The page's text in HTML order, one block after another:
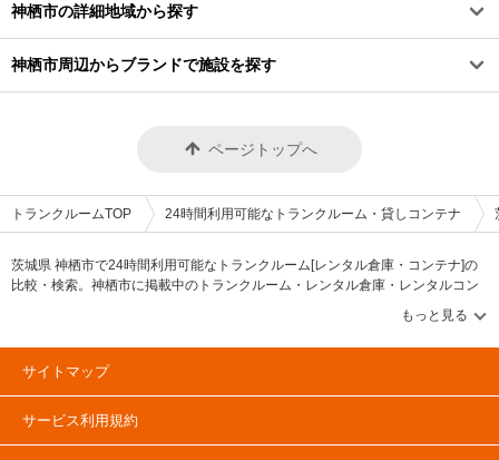
神栖市の詳細地域から探す
神栖市周辺からブランドで施設を探す
ページトップへ
トランクルームTOP 24時間利用可能なトランクルーム・貸しコンテナ
茨城県 神栖市で24時間利用可能なトランクルーム[レンタル倉庫・コンテナ]の
比較・検索。神栖市に掲載中のトランクルーム・レンタル倉庫・レンタルコン
テナなどの収納スペースを、借りたい地域から探して、広さ・料金[賃料]・セキ
ュリティ・空調完備・24時間出し入れ可能などの希望条件で絞込み！豊富な物
件数から様々な方法でご希望の収納スペースを簡単に探せるトランクルーム情
報サイトです。気になるトランクルームを見つけたら、メールか電話でお問合
サイトマップ
サービス利用規約